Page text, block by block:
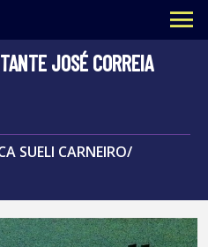
menu
JOSÉ CORREIA
SUELI CARNEIRO/